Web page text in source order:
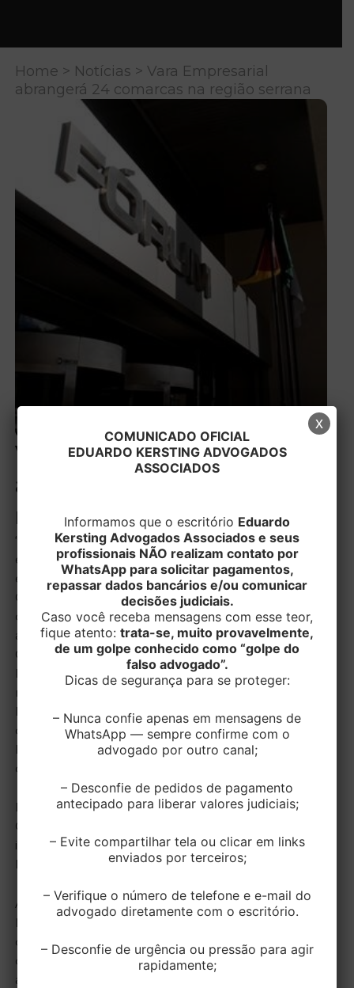
Home > Notícias > Vara Empresarial
abrangerá 24 comarcas na região serrana
Vara Empresarial
abrangerá 24 comarcas
na região serrana
“A especialização de Unidades Judiciárias para atender
exclusivamente determinadas matérias foi uma
estratégia pioneiramente adotada pelo Judiciário
Gaúcho, com ótimos resultados alcançados ao longo
do tempo. A Vara Regional instalada não se restringirá
ao município de Caxias do Sul, mas abrangerá mais 23
Comarcas da Serra Gaúcha que compõem a 9ª
Região administrativa do Tribunal de Justiça”. A
manifestação foi da Presidente do Tribunal de Justiça,
Desembargadora Iris Helena Medeiros Nogueira,
durante a cerimônia de instalação da Vara Regional
Empresarial da Comarca de Caxias do Sul, ocorrida no
dia 03/04/2023.
Esta será a 3ª Vara Regional Empresarial no Rio
Grande do Sul, sendo que as primeiras unidades
instaladas se deram nas Comarcas de Porto Alegre e
Novo Hamburgo.
A Diretora do Foro de Caxias do Sul, Juíza Joseline
Mirele Pinson de Vargas, se manifestou no sentido de
que “Caxias do Sul é um polo metalmecânico de
destaque nacional e necessitava deste melhor
aparelhamento nesta área”.
COMUNICADO OFICIAL
EDUARDO KERSTING ADVOGADOS
ASSOCIADOS
Informamos que o escritório Eduardo
Kersting Advogados Associados e seus
profissionais NÃO realizam contato por
WhatsApp para solicitar pagamentos,
repassar dados bancários e/ou comunicar
decisões judiciais.
Caso você receba mensagens com esse teor,
fique atento: trata-se, muito provavelmente,
de um golpe conhecido como “golpe do
falso advogado”.
Dicas de segurança para se proteger:
– Nunca confie apenas em mensagens de
WhatsApp — sempre confirme com o
advogado por outro canal;
– Desconfie de pedidos de pagamento
antecipado para liberar valores judiciais;
– Evite compartilhar tela ou clicar em links
enviados por terceiros;
– Verifique o número de telefone e e-mail do
advogado diretamente com o escritório.
– Desconfie de urgência ou pressão para agir
rapidamente;
x